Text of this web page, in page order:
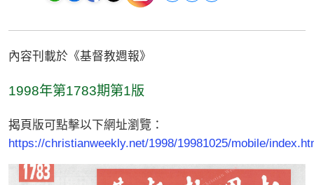
內容刊載於《基督教週報》
1998年第1783期第1版
揭頁版可點擊以下網址瀏覽：
https://christianweekly.net/1998/19981025/mobile/